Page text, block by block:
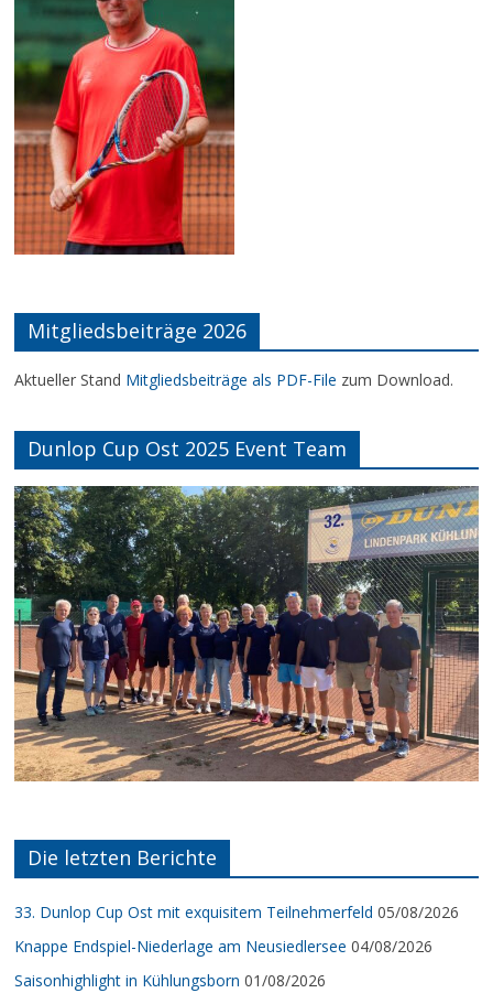
Mitgliedsbeiträge 2026
Aktueller Stand Mitgliedsbeiträge als PDF-File zum Download.
Dunlop Cup Ost 2025 Event Team
Die letzten Berichte
33. Dunlop Cup Ost mit exquisitem Teilnehmerfeld 05/08/2026
Knappe Endspiel-Niederlage am Neusiedlersee 04/08/2026
Saisonhighlight in Kühlungsborn 01/08/2026